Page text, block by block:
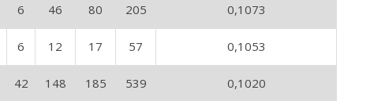
6 46 80 205 0,1073
6 12 17 57 0,1053
42 148 185 539 0,1020